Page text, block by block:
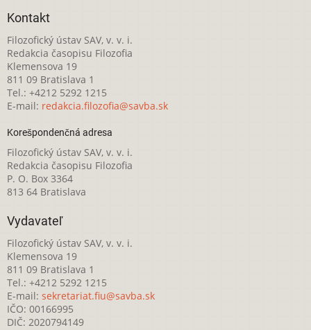
Kontakt
Filozofický ústav SAV, v. v. i.
Redakcia časopisu Filozofia
Klemensova 19
811 09 Bratislava 1
Tel.: +4212 5292 1215
E-mail: redakcia.filozofia@savba.sk
Korešpondenčná adresa
Filozofický ústav SAV, v. v. i.
Redakcia časopisu Filozofia
P. O. Box 3364
813 64 Bratislava
Vydavateľ
Filozofický ústav SAV, v. v. i.
Klemensova 19
811 09 Bratislava 1
Tel.: +4212 5292 1215
E-mail: sekretariat.fiu@savba.sk
IČO: 00166995
DIČ: 2020794149